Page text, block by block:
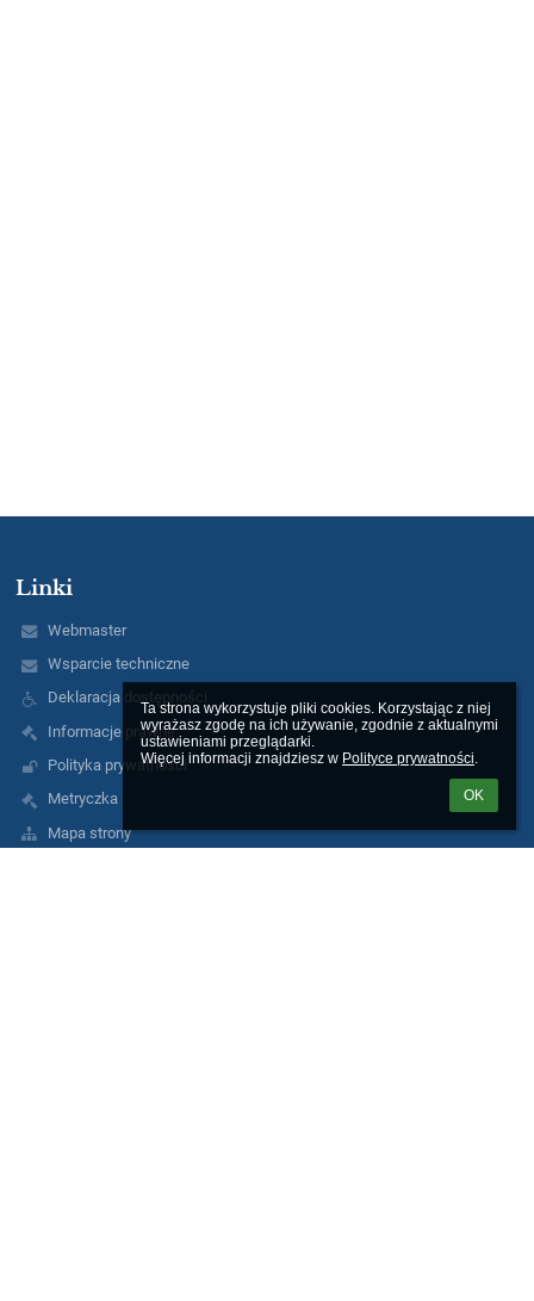
Ta strona wykorzystuje pliki cookies. Korzystając z niej
wyrażasz zgodę na ich używanie, zgodnie z aktualnymi
ustawieniami przeglądarki.
Więcej informacji znajdziesz w Polityce prywatności.
OK
Linki
Webmaster
Wsparcie techniczne
Deklaracja dostępności
Informacje prawne
Polityka prywatności
Metryczka
Mapa strony